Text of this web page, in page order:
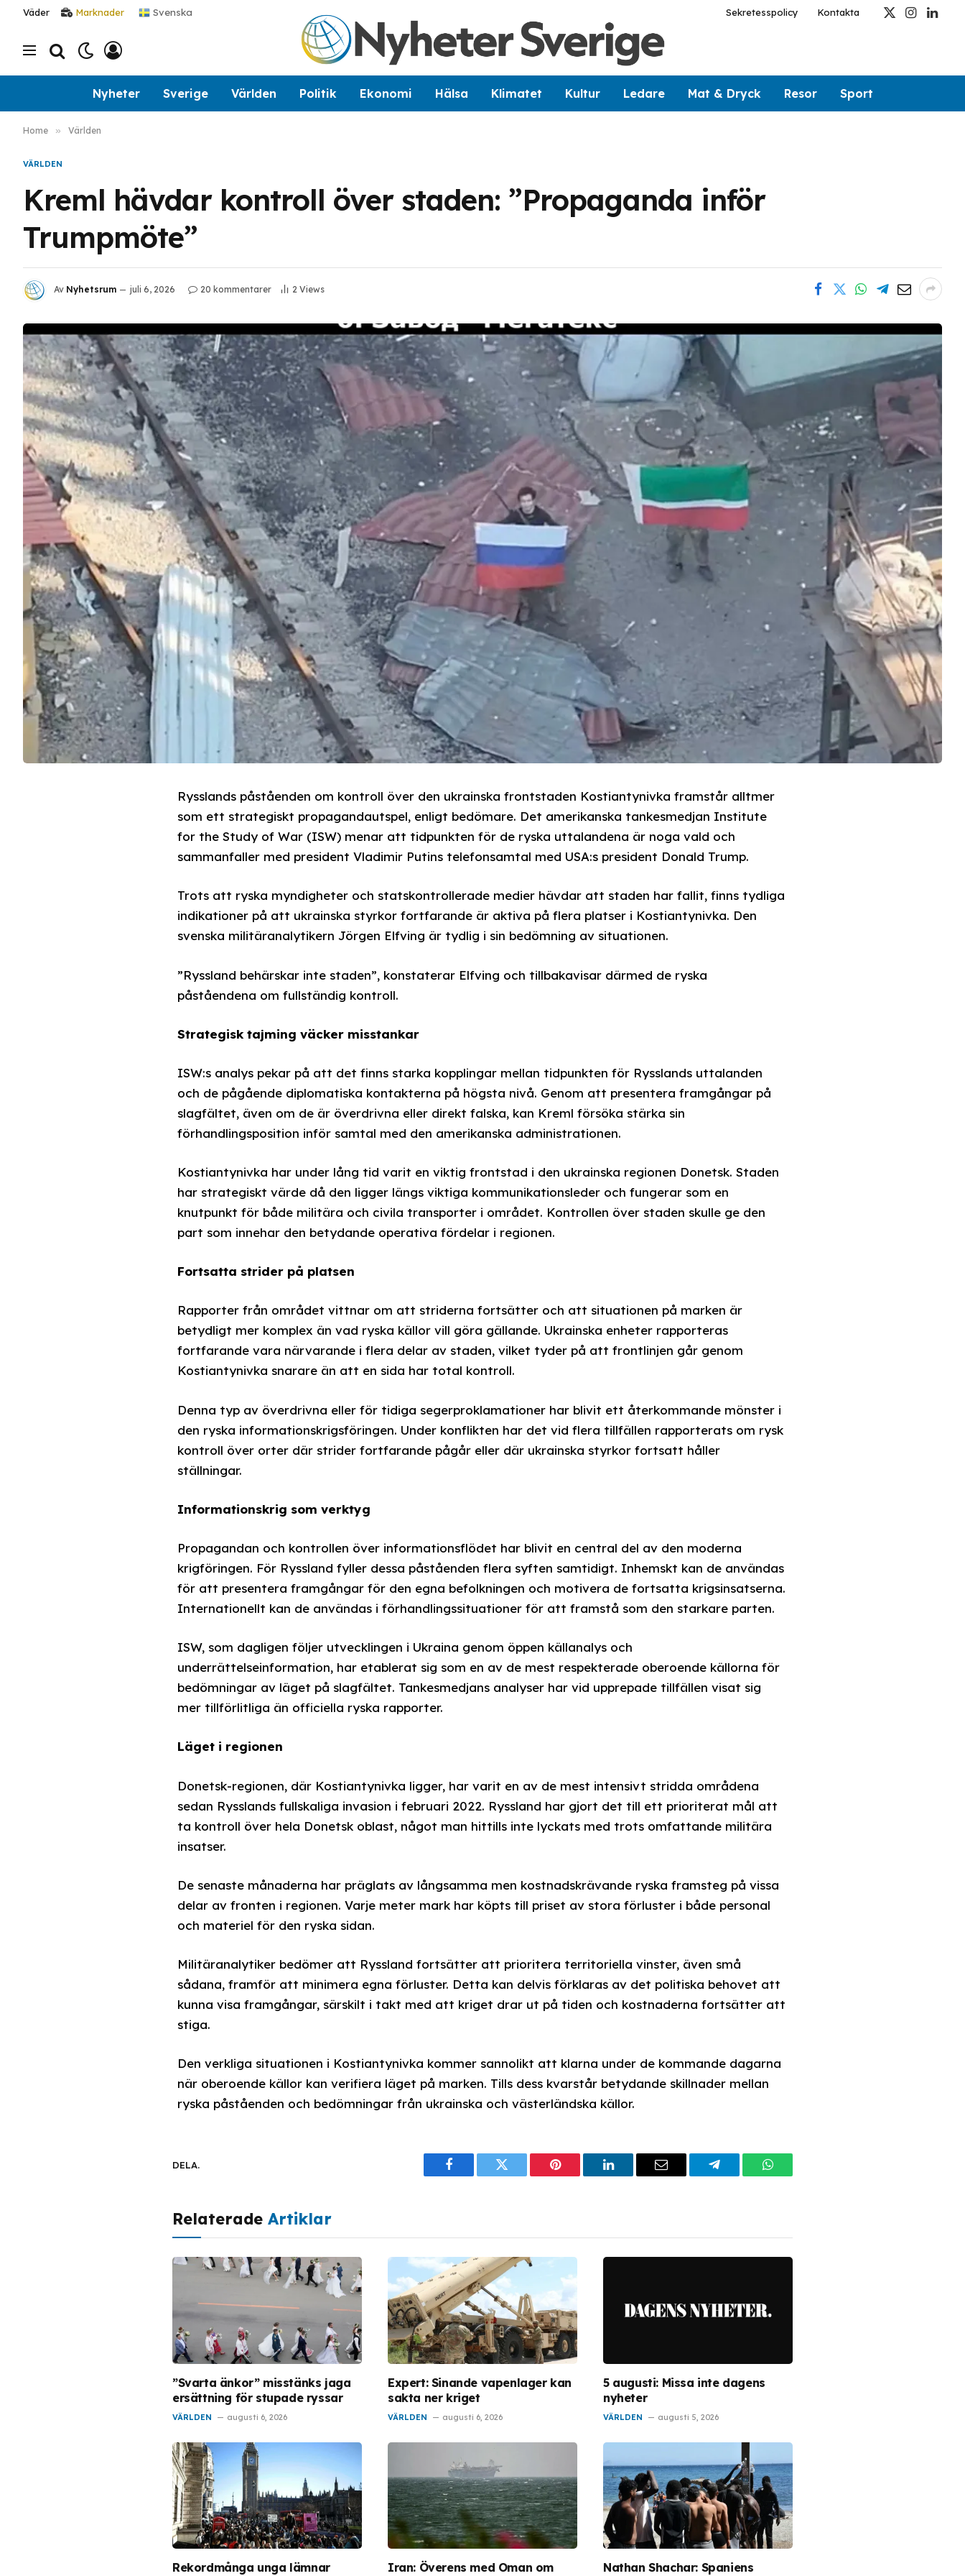
Väder Marknader Svenska Sekretesspolicy Kontakta
X
Instagram
Nyheter Sverige Världen Politik Ekonomi Hälsa Klimatet Kultur Ledare Mat & Dryck Resor Sport
Home » Världen
VÄRLDEN
Kreml hävdar kontroll över staden: ”Propaganda inför
Trumpmöte”
Av Nyhetsrum juli 6, 2026 20 kommentarer 2 Views
Rysslands påståenden om kontroll över den ukrainska frontstaden Kostiantynivka framstår alltmer
som ett strategiskt propagandautspel, enligt bedömare. Det amerikanska tankesmedjan Institute
for the Study of War (ISW) menar att tidpunkten för de ryska uttalandena är noga vald och
sammanfaller med president Vladimir Putins telefonsamtal med USA:s president Donald Trump.
Trots att ryska myndigheter och statskontrollerade medier hävdar att staden har fallit, finns tydliga
indikationer på att ukrainska styrkor fortfarande är aktiva på flera platser i Kostiantynivka. Den
svenska militäranalytikern Jörgen Elfving är tydlig i sin bedömning av situationen.
”Ryssland behärskar inte staden”, konstaterar Elfving och tillbakavisar därmed de ryska
påståendena om fullständig kontroll.
Strategisk tajming väcker misstankar
ISW:s analys pekar på att det finns starka kopplingar mellan tidpunkten för Rysslands uttalanden
och de pågående diplomatiska kontakterna på högsta nivå. Genom att presentera framgångar på
slagfältet, även om de är överdrivna eller direkt falska, kan Kreml försöka stärka sin
förhandlingsposition inför samtal med den amerikanska administrationen.
Kostiantynivka har under lång tid varit en viktig frontstad i den ukrainska regionen Donetsk. Staden
har strategiskt värde då den ligger längs viktiga kommunikationsleder och fungerar som en
knutpunkt för både militära och civila transporter i området. Kontrollen över staden skulle ge den
part som innehar den betydande operativa fördelar i regionen.
Fortsatta strider på platsen
Rapporter från området vittnar om att striderna fortsätter och att situationen på marken är
betydligt mer komplex än vad ryska källor vill göra gällande. Ukrainska enheter rapporteras
fortfarande vara närvarande i flera delar av staden, vilket tyder på att frontlinjen går genom
Kostiantynivka snarare än att en sida har total kontroll.
Denna typ av överdrivna eller för tidiga segerproklamationer har blivit ett återkommande mönster i
den ryska informationskrigsföringen. Under konflikten har det vid flera tillfällen rapporterats om rysk
kontroll över orter där strider fortfarande pågår eller där ukrainska styrkor fortsatt håller
ställningar.
Informationskrig som verktyg
Propagandan och kontrollen över informationsflödet har blivit en central del av den moderna
krigföringen. För Ryssland fyller dessa påståenden flera syften samtidigt. Inhemskt kan de användas
för att presentera framgångar för den egna befolkningen och motivera de fortsatta krigsinsatserna.
Internationellt kan de användas i förhandlingssituationer för att framstå som den starkare parten.
ISW, som dagligen följer utvecklingen i Ukraina genom öppen källanalys och
underrättelseinformation, har etablerat sig som en av de mest respekterade oberoende källorna för
bedömningar av läget på slagfältet. Tankesmedjans analyser har vid upprepade tillfällen visat sig
mer tillförlitliga än officiella ryska rapporter.
Läget i regionen
Donetsk-regionen, där Kostiantynivka ligger, har varit en av de mest intensivt stridda områdena
sedan Rysslands fullskaliga invasion i februari 2022. Ryssland har gjort det till ett prioriterat mål att
ta kontroll över hela Donetsk oblast, något man hittills inte lyckats med trots omfattande militära
insatser.
De senaste månaderna har präglats av långsamma men kostnadskrävande ryska framsteg på vissa
delar av fronten i regionen. Varje meter mark har köpts till priset av stora förluster i både personal
och materiel för den ryska sidan.
Militäranalytiker bedömer att Ryssland fortsätter att prioritera territoriella vinster, även små
sådana, framför att minimera egna förluster. Detta kan delvis förklaras av det politiska behovet att
kunna visa framgångar, särskilt i takt med att kriget drar ut på tiden och kostnaderna fortsätter att
stiga.
Den verkliga situationen i Kostiantynivka kommer sannolikt att klarna under de kommande dagarna
när oberoende källor kan verifiera läget på marken. Tills dess kvarstår betydande skillnader mellan
ryska påståenden och bedömningar från ukrainska och västerländska källor.
DELA.
FacebookTwitter PinterestLinkedInEmail TelegramWhatsApp
Relaterade Artiklar
”Svarta änkor” misstänks jaga
ersättning för stupade ryssar
VÄRLDEN augusti 6, 2026
Expert: Sinande vapenlager kan
sakta ner kriget
VÄRLDEN augusti 6, 2026
5 augusti: Missa inte dagens
nyheter
VÄRLDEN augusti 5, 2026
Rekordmånga unga lämnar
Iran: Överens med Oman om
Nathan Shachar: Spaniens